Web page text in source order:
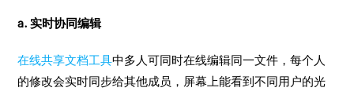
a. 实时协同编辑
在线共享文档工具中多人可同时在线编辑同一文件，每个人
的修改会实时同步给其他成员，屏幕上能看到不同用户的光